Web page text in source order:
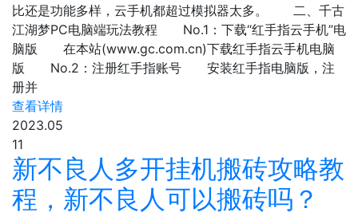
比还是功能多样，云手机都超过模拟器太多。 二、千古
江湖梦PC电脑端玩法教程 No.1：下载“红手指云手机”电
脑版 在本站(www.gc.com.cn)下载红手指云手机电脑
版 No.2：注册红手指账号 安装红手指电脑版，注
册并
查看详情
2023.05
11
新不良人多开挂机搬砖攻略教
程，新不良人可以搬砖吗？